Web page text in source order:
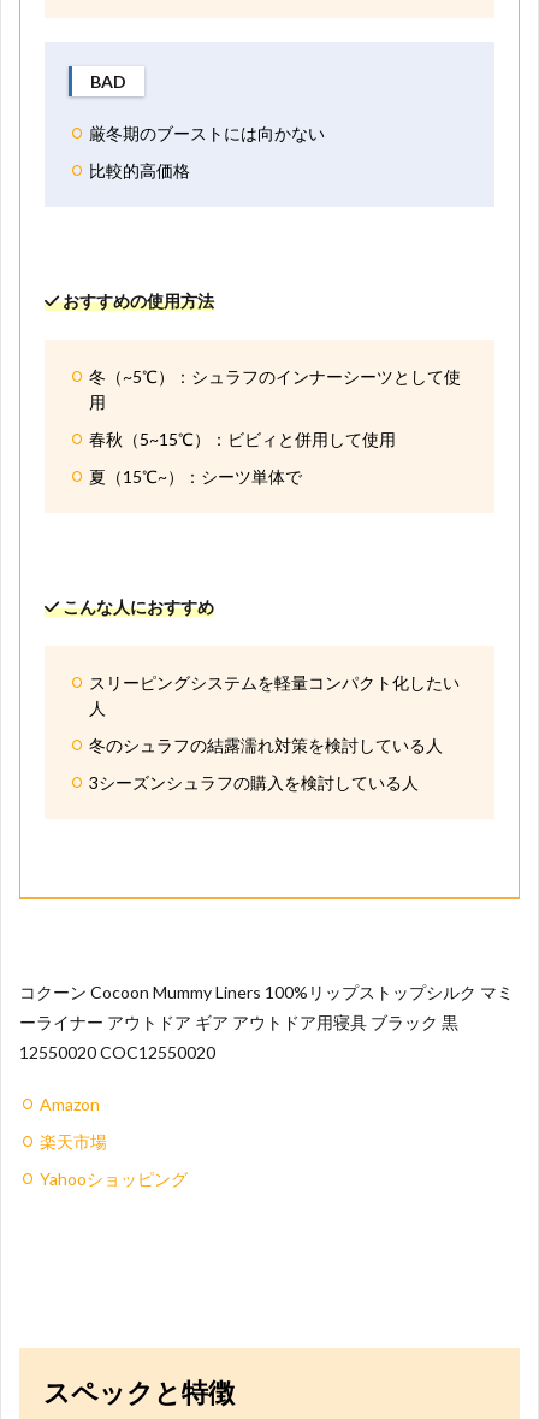
BAD
厳冬期のブーストには向かない
比較的高価格
おすすめの使用方法
冬（~5℃）：シュラフのインナーシーツとして使
用
春秋（5~15℃）：ビビィと併用して使用
夏（15℃~）：シーツ単体で
こんな人におすすめ
スリーピングシステムを軽量コンパクト化したい
人
冬のシュラフの結露濡れ対策を検討している人
3シーズンシュラフの購入を検討している人
コクーン Cocoon Mummy Liners 100%リップストップシルク マミ
ーライナー アウトドア ギア アウトドア用寝具 ブラック 黒
12550020 COC12550020
Amazon
楽天市場
Yahooショッピング
スペックと特徴